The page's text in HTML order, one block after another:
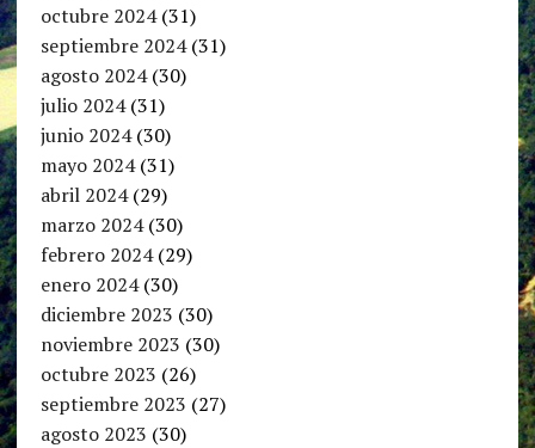
octubre 2024(31)
septiembre 2024(31)
agosto 2024(30)
julio 2024(31)
junio 2024(30)
mayo 2024(31)
abril 2024(29)
marzo 2024(30)
febrero 2024(29)
enero 2024(30)
diciembre 2023 (30)
noviembre 2023 (30)
octubre 2023 (26)
septiembre 2023 (27)
agosto 2023 (30)